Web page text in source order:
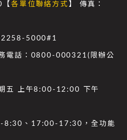
【各單位聯絡方式 】 傳真：
5000#1
電話：0800-000321(限辦公
五 上午8:00-12:00 下午
8:30、17:00-17:30，全功能